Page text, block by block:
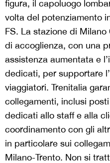
figura, il capoluogo
volta del potenziamento
FS. La stazione di
di accoglienza, con una
assistenza aumentata e
dedicati, per supportare
viaggiatori. Trenitalia
collegamenti, inclusi
dedicati allo staff e alla
coordinamento con gli
in particolare sui
Milano-Trento. Non si